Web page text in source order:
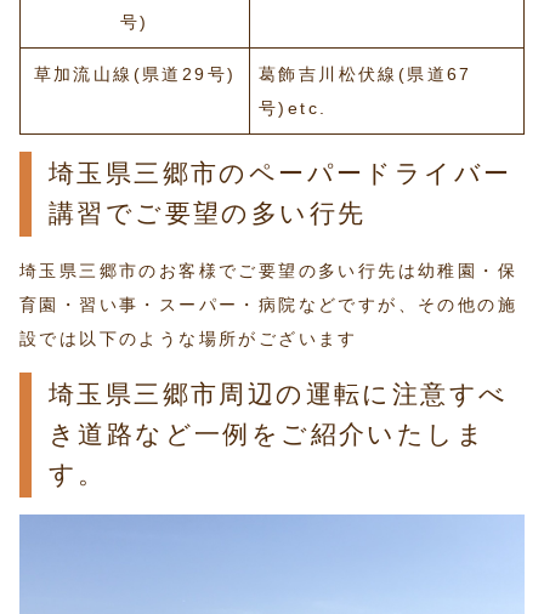
号)
草加流山線(県道29号)
葛飾吉川松伏線(県道67
号)etc.
埼玉県三郷市のペーパードライバー
講習でご要望の多い行先
埼玉県三郷市のお客様でご要望の多い行先は幼稚園・保
育園・習い事・スーパー・病院などですが、その他の施
設では以下のような場所がございます
埼玉県三郷市周辺の運転に注意すべ
き道路など一例をご紹介いたしま
す。